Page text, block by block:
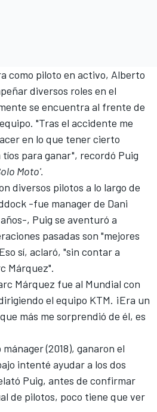
como piloto en activo, Alberto
diversos roles en el
se encuentra al frente de
"Tras el accidente me
en lo que tener cierto
para ganar", recordó Puig
Moto'.
diversos pilotos a lo largo de
-fue manager de Dani
, Puig se aventuró a
pasadas son "mejores
sí, aclaró, "sin contar a
Márquez".
Márquez fue al Mundial con
el equipo KTM. ¡Era un
más me sorprendió de él, es
(2018), ganaron el
intenté ayudar a los dos
Puig, antes de confirmar
de pilotos, poco tiene que ver